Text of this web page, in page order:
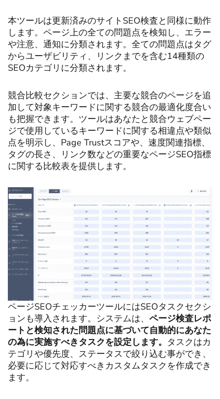
本ツールは更新済みのサイトSEO検査と同様に動作
します。ページ上の全ての問題点を検知し、エラー
や注意、通知に分類されます。全ての問題点はタグ
からユーザビリティ、リンクまでを含む14種類の
SEOカテゴリに分類されます。
競合比較セクションでは、主要な競合のページを追
加して対象キーワードに関する競合の最適化度合い
も把握できます。ツールはあなたと競合ウェブペー
ジで使用しているキーワードに関する相違点や類似
点を明示し、Page Trustスコアや、速度関連指標、
タグの長さ、リンク数などの重要なページSEO指標
に関する比較表を提供します。
ページSEOチェッカーツールにはSEOタスクセクシ
ョンも導入されます。システムは、 ページ検査レポ
ートと検知された問題点に基づいて自動的にあなた
の為に実施すべきタスクを設定します。 タスクはカ
テゴリや優先度、ステータスで絞り込む事ができ、
必要に応じて対応すべきカスタムタスクを作成でき
ます。